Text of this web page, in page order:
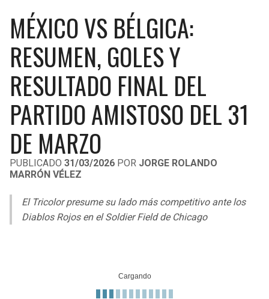
LEAGUES CUP
UEFA CONFERENCE LEAGUE
MLS
COPA LIBERTADORES
COPA SUDAMERICANA
LIGA BETPLAY
OTRAS LIGAS
RAIDERS
CHARGERS
RAVENS
BENGALS
BROWNS
TEXANS
CAVALIERS
PISTONS
PACERS
BUCKS
HAWKS
HEAT
MÉXICO VS BÉLGICA:
RESUMEN, GOLES Y
RESULTADO FINAL DEL
PARTIDO AMISTOSO DEL 31
DE MARZO
PUBLICADO 31/03/2026 POR JORGE ROLANDO
MARRÓN VÉLEZ
El Tricolor presume su lado más competitivo ante los
Diablos Rojos en el Soldier Field de Chicago